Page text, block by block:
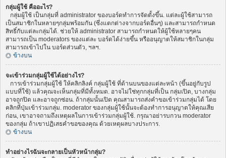
กลุ่มผู้ใช้ คืออะไร?
กลุ่มผู้ใช้ เป็นกลุ่มที่ administrator ของบอร์ดทำการจัดตั้งขึ้น. แต่ละผู้ใช้สามารถ
เป็นสมาชิกในหลายๆกลุ่มพร้อมกัน (ซึ่งแตกต่างจากบอร์ดอื่นๆ) และสามารถกำหนด
สิทธิ์กับแต่ละกลุ่มได้. ช่วยให้ administrator สามารถกำหนดให้ผู้ใช้หลายๆคน
สามารถเป็น moderators ของแต่ละ บอร์ดได้ง่ายขึ้น หรืออนุญาตให้สมาชิกในกลุ่ม
สามารถเข้าไปใน บอร์ดส่วนตัว, ฯลฯ.
ข้างบน
จะเข้าร่วมกลุ่มผู้ใช้ได้อย่างไร?
การเข้าร่วมกลุ่มผู้ใช้ ให้คลิกลิงค์ กลุ่มผู้ใช้ ที่ด้านบนของแต่ละหน้า (ขึ้นอยู่กับรูป
แบบที่ใช้) แล้วคุณจะเห็นกลุ่มที่มีทั้งหมด. อาจไม่ใช่ทุกกลุ่มที่เป็น กลุ่มเปิด, บางกลุ่ม
อาจถูกปิด และอาจถูกซ่อน. ถ้ากลุ่มนั้นเปิด คุณสามารถส่งคำขอเข้าร่วมกลุ่มได้ โดย
คลิกที่ปุ่มเข้าร่วมกลุ่ม. moderator ของกลุ่มผู้ใช้นั้นจะต้องทำการอนุญาตให้คุณเสีย
ก่อน, เขาอาจถามถึงเหตุผลในการเข้าร่วมกลุ่มผู้ใช้. กรุณาอย่ารบกวน moderator
ของกลุ่ม ถ้าเขาปฏิเสธคำขอของคุณ ด้วยเหตุผลบางประการ.
ข้างบน
ทำอย่างไรฉันจะกลายเป็นหัวหน้ากลุ่ม?